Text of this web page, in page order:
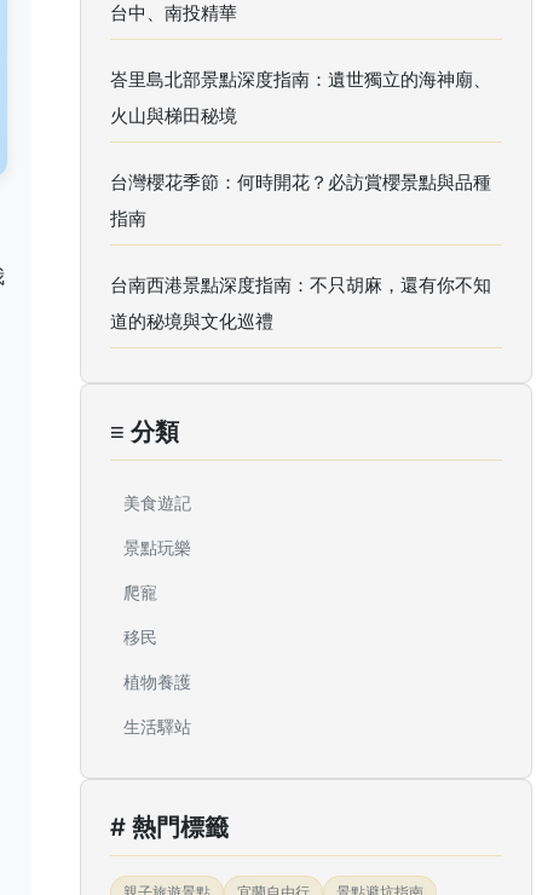
台中、南投精華
峇里島北部景點深度指南：遺世獨立的海神廟、
火山與梯田秘境
台灣櫻花季節：何時開花？必訪賞櫻景點與品種
指南
台南西港景點深度指南：不只胡麻，還有你不知
道的秘境與文化巡禮
≡ 分類
美食遊記
景點玩樂
爬寵
移民
植物養護
生活驛站
# 熱門標籤